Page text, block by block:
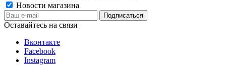
Новости магазина
Оставайтесь на связи
Вконтакте
Facebook
Instagram